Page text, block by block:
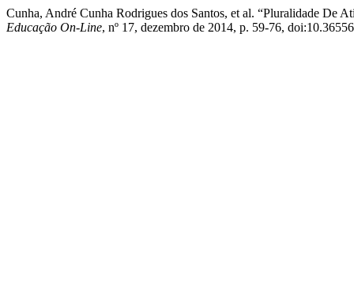
Cunha, André Cunha Rodrigues dos Santos, et al. “Pluralidade De
Educação On-Line, nº 17, dezembro de 2014, p. 59-76,